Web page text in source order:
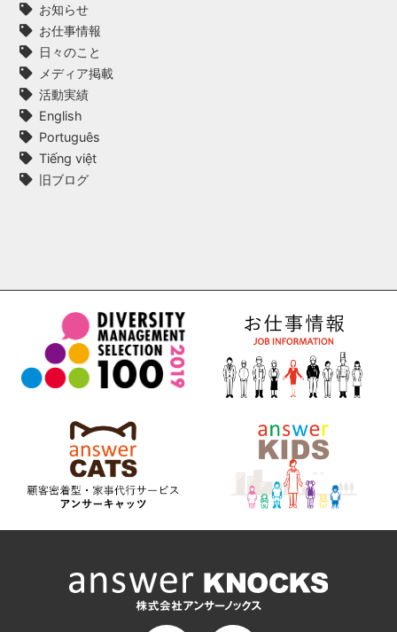
お知らせ
お仕事情報
日々のこと
メディア掲載
活動実績
English
Português
Tiếng việt
旧ブログ